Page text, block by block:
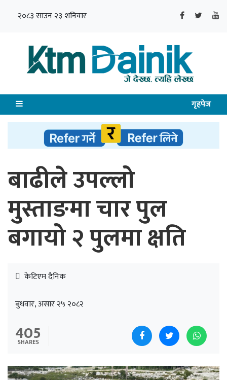
२०८३ साउन २३ शनिवार
गृहपेज
बाढीले उपल्लो
मुस्ताङमा चार पुल
बगायो २ पुलमा क्षति
केटिएम दैनिक
बुधवार, असार २५ २०८२
405
SHARES